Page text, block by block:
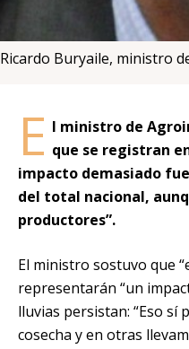
Ricardo Buryaile, ministro
E l ministro de
que se registran
impacto demasiado
del total nacional,
productores”.
El ministro sostuvo que
representarán “un
lluvias persistan: “Eso sí
cosecha y en otras